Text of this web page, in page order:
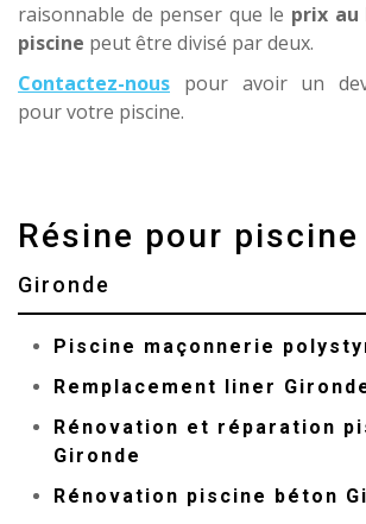
raisonnable de penser que le prix au
piscine peut être divisé par deux.
Contactez-nous pour avoir un
pour votre piscine.
Résine pour piscine
Gironde
Piscine maçonnerie
Remplacement liner
Rénovation et réparation
Gironde
Rénovation piscine béton